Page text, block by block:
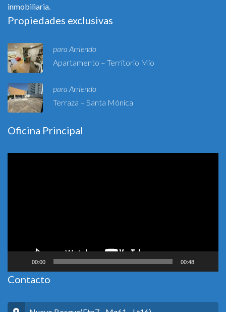
inmobiliaria.
Propiedades exclusivas
para Arriendo
Apartamento – Territorio Mío
para Arriendo
Terraza – Santa Mónica
Oficina Principal
00:00 00:48
Contacto